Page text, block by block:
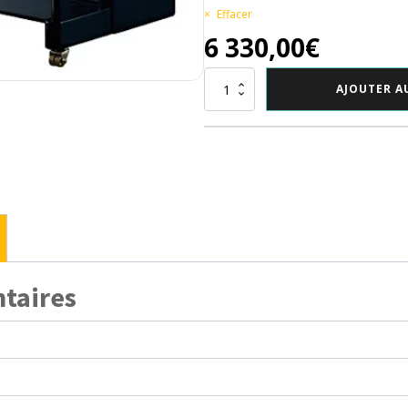
Effacer
6 330,00€
quantité
AJOUTER